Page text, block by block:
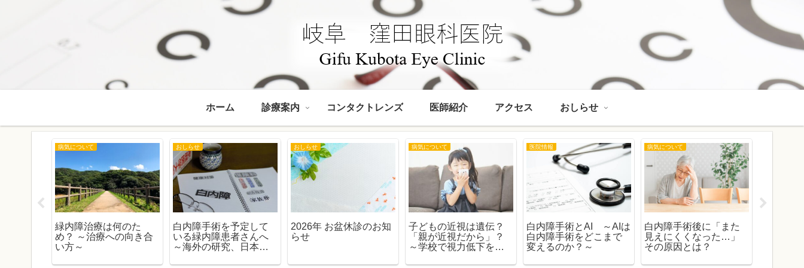
ホーム 診療案内 コンタクトレンズ 医師紹介 アクセス おしらせ
病気について
緑内障治療は何のた
め？ ～治療への向き合
い方～
おしらせ
白内障手術を予定して
いる緑内障患者さんへ
～海外の研究、日本人
おしらせ
2026年 お盆休診のお知
らせ
病気について
子どもの近視は遺伝？
「親が近視だから」？
～学校で視力低下を指
医院情報
白内障手術とAI ～AIは
白内障手術をどこまで
変えるのか？～
病気について
白内障手術後に「また
見えにくくなった…」
その原因とは？